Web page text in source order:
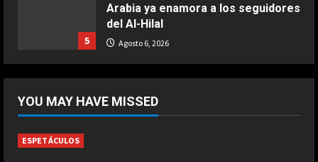
5
COCINA
5
Arabia ya enamora a los seguidores
del Al-Hilal
Agosto 6, 2026
pero reconoce que “se cometieron
errores”
YOU MAY HAVE MISSED
ESPETÁCULOS